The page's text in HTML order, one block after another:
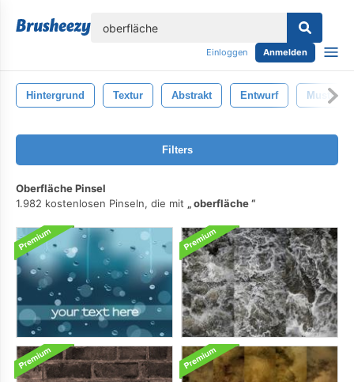
Einloggen Anmelden
Hintergrund Textur Abstrakt Entwurf Muster
Filters
Oberfläche Pinsel
1.982 kostenlosen Pinseln, die mit
oberfläche